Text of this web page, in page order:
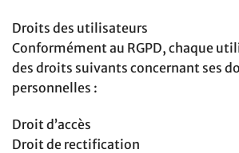
Droits des utilisateurs
Conformément au RGPD, chaque
des droits suivants concernant ses
personnelles :
Droit d’accès
Droit de rectification